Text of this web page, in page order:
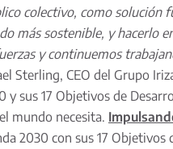
colectivo, como solución
más sostenible, y hacerlo
y continuemos
Sterling, CEO del Grupo
sus 17 Objetivos de
mundo necesita.
2030 con sus 17 Objetivos